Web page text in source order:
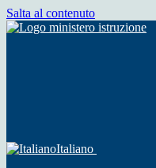
Salta al contenuto
Italiano